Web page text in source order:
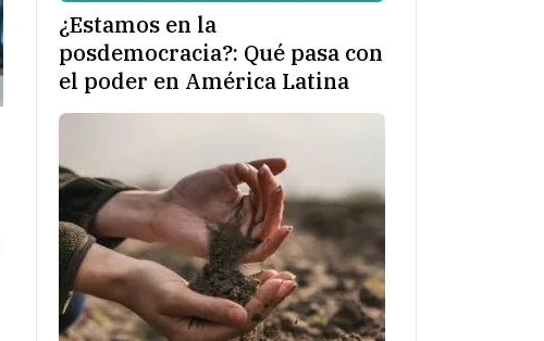
¿Estamos en la
posdemocracia?: Qué pasa con
el poder en América Latina